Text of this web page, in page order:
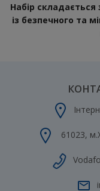
Набір
із безпечного та
61023,